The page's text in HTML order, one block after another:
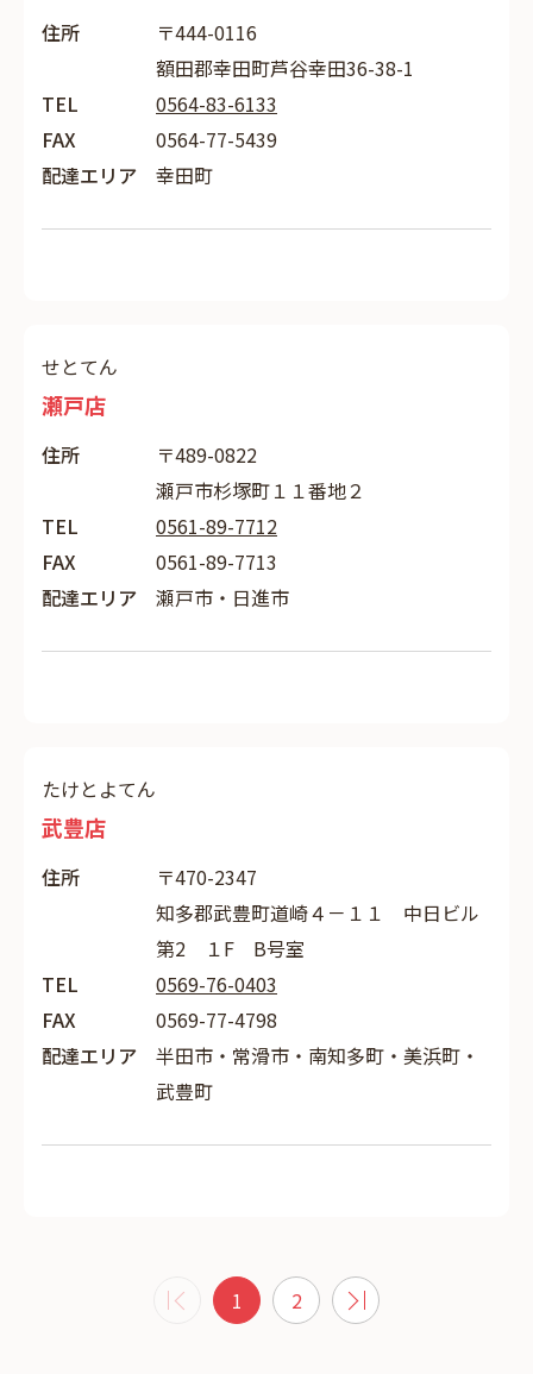
住所
〒444-0116
額田郡幸田町芦谷幸田36-38-1
TEL
0564-83-6133
FAX
0564-77-5439
配達エリア
幸田町
せとてん
瀬戸店
住所
〒489-0822
瀬戸市杉塚町１１番地２
TEL
0561-89-7712
FAX
0561-89-7713
配達エリア
瀬戸市・日進市
たけとよてん
武豊店
住所
〒470-2347
知多郡武豊町道崎４－１１ 中日ビル
第2 １F B号室
TEL
0569-76-0403
FAX
0569-77-4798
配達エリア
半田市・常滑市・南知多町・美浜町・
武豊町
1 2